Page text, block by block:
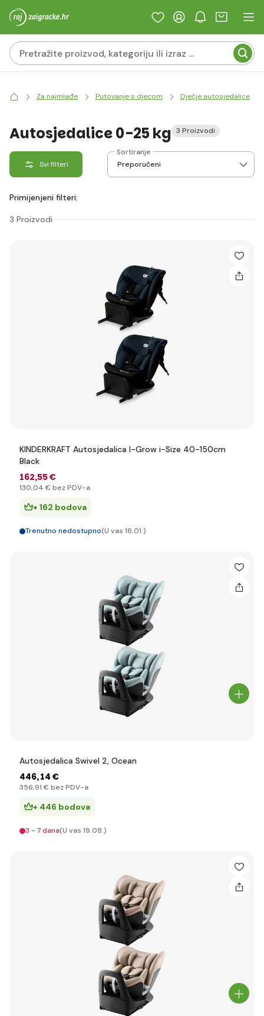
Za najmlađe Putovanje s djecom Dječje autosjedalice
Autosjedalice 0-25 kg 3 Proizvodi
Svi filteri
Sortiranje
Primijenjeni filteri:
3 Proizvodi
KINDERKRAFT Autosjedalica I-Grow i-Size 40-150cm
Black
162,55 €
130,04 € bez PDV-a
+ 162 bodova
Trenutno nedostupno(U vas 18.01.)
Autosjedalica Swivel 2, Ocean
446,14 €
356,91 € bez PDV-a
+ 446 bodova
3 - 7 dana(U vas 19.08.)